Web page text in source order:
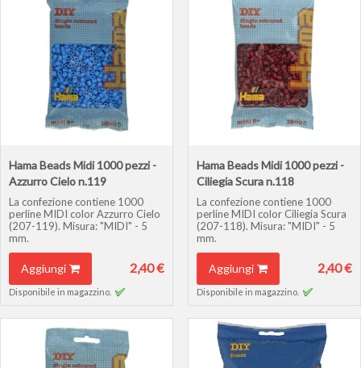
Hama Beads Midi 1000 pezzi -
Azzurro Cielo n.119
La confezione contiene 1000
perline MIDI color Azzurro Cielo
(207-119). Misura: "MIDI" - 5
mm.
Aggiungi 2,40 €
Disponibile in magazzino.
Hama Beads Midi 1000 pezzi -
Ciliegia Scura n.118
La confezione contiene 1000
perline MIDI color Ciliegia Scura
(207-118). Misura: "MIDI" - 5
mm.
Aggiungi 2,40 €
Disponibile in magazzino.